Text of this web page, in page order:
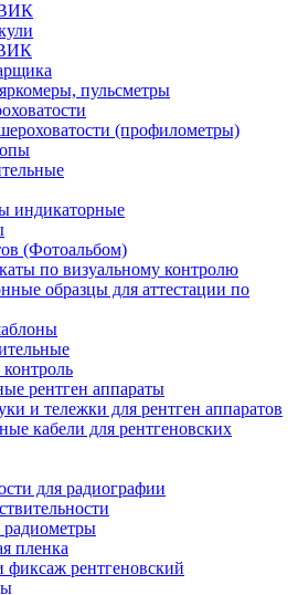
ВИК
пульсметры
(профилометры)
индикаторные
(Фотоальбом)
по визуальному контролю
образцы для аттестации по
рентген аппараты
и тележки для рентген аппаратов
кабели для рентгеновских
для радиографии
пленка
фиксаж рентгеновский